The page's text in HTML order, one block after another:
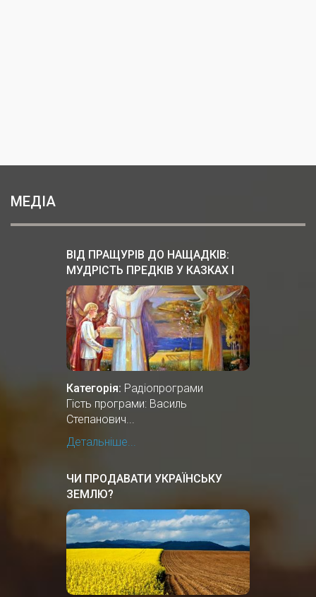
МЕДІА
ВІД ПРАЩУРІВ ДО НАЩАДКІВ:
МУДРІСТЬ ПРЕДКІВ У КАЗКАХ І
ПІСНЯХ
Категорія: Радіопрограми
Гість програми: Василь
Степанович...
Детальніше...
ЧИ ПРОДАВАТИ УКРАЇНСЬКУ
ЗЕМЛЮ?